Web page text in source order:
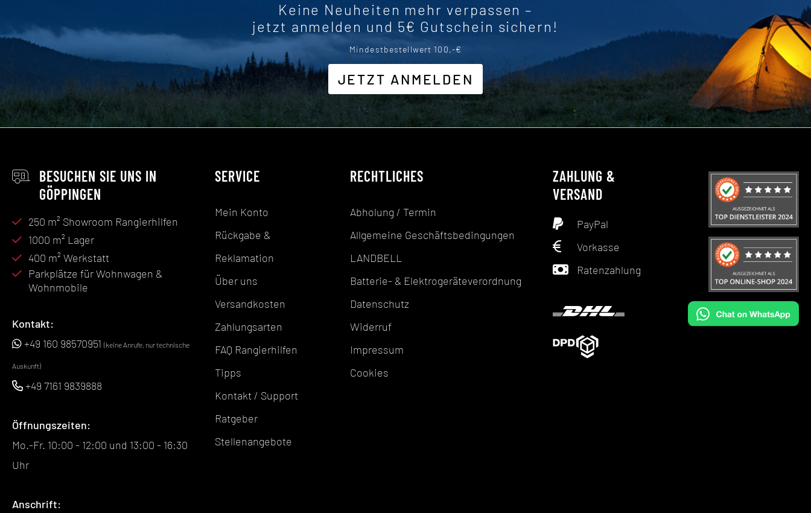
Keine Neuheiten mehr verpassen –
jetzt anmelden und 5€ Gutschein sichern!
Mindestbestellwert 100,-€
JETZT ANMELDEN
BESUCHEN SIE UNS IN
GÖPPINGEN
250 m² Showroom Rangierhilfen
1000 m² Lager
400 m² Werkstatt
Parkplätze für Wohnwagen &
Wohnmobile
Kontakt:
+49 160 98570951 (keine Anrufe, nur technische
Auskunft)
+49 7161 9839888
Öffnungszeiten:
Mo.-Fr. 10:00 - 12:00 und 13:00 - 16:30
Uhr
Anschrift:
SERVICE
Mein Konto
Rückgabe &
Reklamation
Über uns
Versandkosten
Zahlungsarten
FAQ Rangierhilfen
Tipps
Kontakt / Support
Ratgeber
Stellenangebote
RECHTLICHES
Abholung / Termin
Allgemeine Geschäftsbedingungen
LANDBELL
Batterie- & Elektrogeräteverordnung
Datenschutz
Widerruf
Impressum
Cookies
ZAHLUNG &
VERSAND
PayPal
Vorkasse
Ratenzahlung